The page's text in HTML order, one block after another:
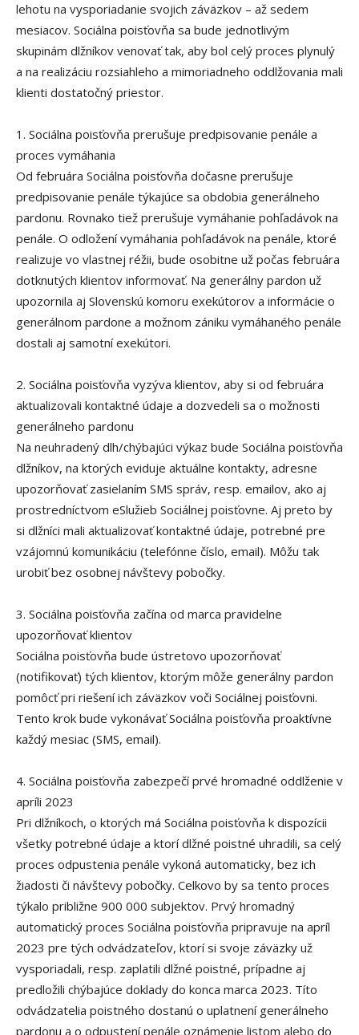
lehotu na vysporiadanie svojich záväzkov – až sedem
mesiacov. Sociálna poisťovňa sa bude jednotlivým
skupinám dlžníkov venovať tak, aby bol celý proces plynulý
a na realizáciu rozsiahleho a mimoriadneho oddlžovania mali
klienti dostatočný priestor.
1. Sociálna poisťovňa prerušuje predpisovanie penále a
proces vymáhania
Od februára Sociálna poisťovňa dočasne prerušuje
predpisovanie penále týkajúce sa obdobia generálneho
pardonu. Rovnako tiež prerušuje vymáhanie pohľadávok na
penále. O odložení vymáhania pohľadávok na penále, ktoré
realizuje vo vlastnej réžii, bude osobitne už počas februára
dotknutých klientov informovať. Na generálny pardon už
upozornila aj Slovenskú komoru exekútorov a informácie o
generálnom pardone a možnom zániku vymáhaného penále
dostali aj samotní exekútori.
2. Sociálna poisťovňa vyzýva klientov, aby si od februára
aktualizovali kontaktné údaje a dozvedeli sa o možnosti
generálneho pardonu
Na neuhradený dlh/chýbajúci výkaz bude Sociálna poisťovňa
dlžníkov, na ktorých eviduje aktuálne kontakty, adresne
upozorňovať zasielaním SMS správ, resp. emailov, ako aj
prostredníctvom eSlužieb Sociálnej poisťovne. Aj preto by
si dlžníci mali aktualizovať kontaktné údaje, potrebné pre
vzájomnú komunikáciu (telefónne číslo, email). Môžu tak
urobiť bez osobnej návštevy pobočky.
3. Sociálna poisťovňa začína od marca pravidelne
upozorňovať klientov
Sociálna poisťovňa bude ústretovo upozorňovať
(notifikovať) tých klientov, ktorým môže generálny pardon
pomôcť pri riešení ich záväzkov voči Sociálnej poisťovni.
Tento krok bude vykonávať Sociálna poisťovňa proaktívne
každý mesiac (SMS, email).
4. Sociálna poisťovňa zabezpečí prvé hromadné oddlženie v
apríli 2023
Pri dlžníkoch, o ktorých má Sociálna poisťovňa k dispozícii
všetky potrebné údaje a ktorí dlžné poistné uhradili, sa celý
proces odpustenia penále vykoná automaticky, bez ich
žiadosti či návštevy pobočky. Celkovo by sa tento proces
týkalo približne 900 000 subjektov. Prvý hromadný
automatický proces Sociálna poisťovňa pripravuje na apríl
2023 pre tých odvádzateľov, ktorí si svoje záväzky už
vysporiadali, resp. zaplatili dlžné poistné, prípadne aj
predložili chýbajúce doklady do konca marca 2023. Títo
odvádzatelia poistného dostanú o uplatnení generálneho
pardonu a o odpustení penále oznámenie listom alebo do